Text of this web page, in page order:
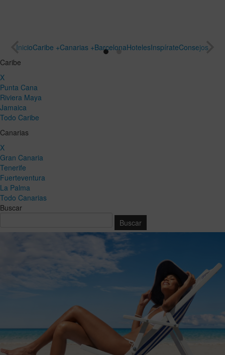
InicioCaribe +Canarias +BarcelonaHotelesInspírateConsejos
Caribe
X
Punta Cana
Riviera Maya
Jamaica
Todo Caribe
Canarias
X
Gran Canaria
Tenerife
Fuerteventura
La Palma
Todo Canarias
Buscar